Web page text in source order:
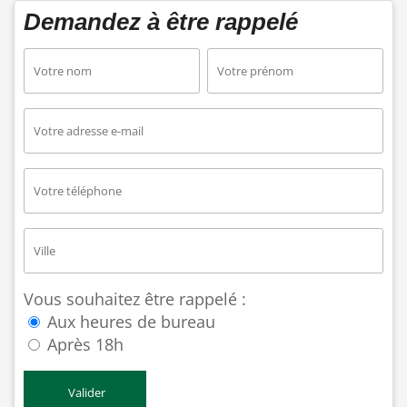
Demandez à être rappelé
Vous souhaitez être rappelé :
Aux heures de bureau
Après 18h